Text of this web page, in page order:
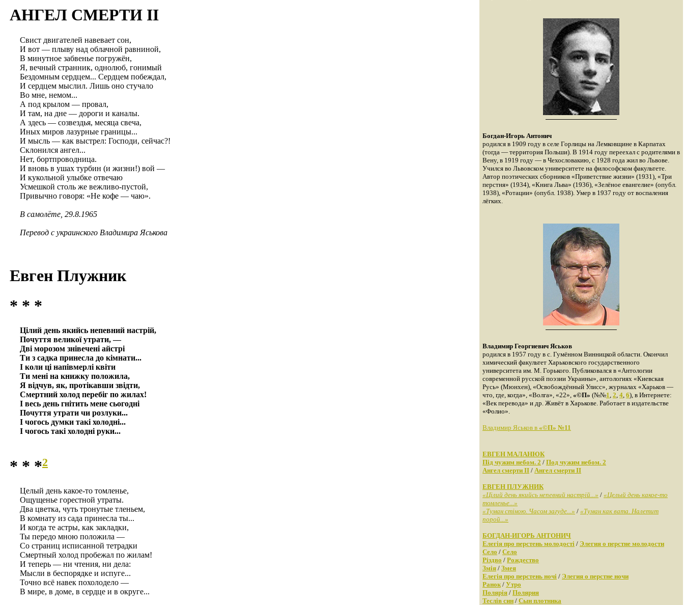
АНГЕЛ СМЕРТИ II
Свист двигателей навевает сон,
И вот — плыву над облачной равниной,
В минутное забвенье погружён,
Я, вечный странник, однолюб, гонимый
Бездомным сердцем... Сердцем побеждал,
И сердцем мыслил. Лишь оно стучало
Во мне, немом...
А под крылом — провал,
И там, на дне — дороги и каналы.
А здесь — созвездья, месяца свеча,
Иных миров лазурные границы...
И мысль — как выстрел: Господи, сейчас?!
Склонился ангел...
Нет, бортпроводница.
И вновь в ушах турбин (и жизни!) вой —
И кукольной улыбке отвечаю
Усмешкой столь же вежливо-пустой,
Привычно говоря: «Не кофе — чаю».
В самолёте, 29.8.1965
Перевод с украинского Владимира Яськова
Евген Плужник
* * *
Цілий день якийсь непевний настрій,
Почуття великої утрати, —
Дві морозом знівечені айстрі
Ти з садка принесла до кімнати...
І коли ці напівмерлі квіти
Ти мені на книжку положила,
Я відчув, як, протікавши звідти,
Смертний холод перебіг по жилах!
І весь день гнітить мене сьогодні
Почуття утрати чи розлуки...
І чогось думки такі холодні...
І чогось такі холодні руки...
* * *2
Целый день какое-то томленье,
Ощущенье горестной утраты.
Два цветка, чуть тронутые тленьем,
В комнату из сада принесла ты...
И когда те астры, как закладки,
Ты передо мною положила —
Со страниц исписанной тетрадки
Смертный холод пробежал по жилам!
И теперь — ни чтения, ни дела:
Мысли в беспорядке и испуге...
Точно всё навек похолодело —
В мире, в доме, в сердце и в округе...
Богдан-Игорь Антонич
родился в 1909 году в селе Горлицы на Лемковщине в Карпатах
(тогда — территория Польши). В 1914 году переехал с родителями в
Вену, в 1919 году — в Чехословакию, с 1928 года жил во Львове.
Учился во Львовском университете на философском факультете.
Автор поэтических сборников «Приветствие жизни» (1931), «Три
перстня» (1934), «Книга Льва» (1936), «Зелёное евангелие» (опубл.
1938), «Ротации» (опубл. 1938). Умер в 1937 году от воспаления
лёгких.
Владимир Георгиевич Яськов
родился в 1957 году в с. Гумённом Винницкой области. Окончил
химический факультет Харьковского государственного
университета им. М. Горького. Публиковался в «Антологии
современной русской поэзии Украины», антологиях «Киевская
Русь» (Мюнхен), «Освобождённый Улисс», журналах «Харьков —
что, где, когда», «Волга», «22», «©П» (№№1, 2, 4, 6), в Интернете:
«Век перевода» и др. Живёт в Харькове. Работает в издательстве
«Фолио».
Владимир Яськов в «©П» №11
ЕВГЕН МАЛАНЮК
Під чужим небом. 2 / Под чужим небом. 2
Ангел смерти II / Ангел смерти II
ЕВГЕН ПЛУЖНИК
«Цілий день якийсь непевний настрій...» / «Целый день какое-то
томленье...»
«Туман стіною. Часом загуде...» / «Туман как вата. Налетит
порой...»
БОГДАН-ИГОРЬ АНТОНИЧ
Елегія про перстень молодості / Элегия о перстне молодости
Село / Село
Різдво / Рождество
Змія / Змея
Елегія про перстень ночі / Элегия о перстне ночи
Ранок/ Утро
Полярія / Полярия
Теслів син / Сын плотника